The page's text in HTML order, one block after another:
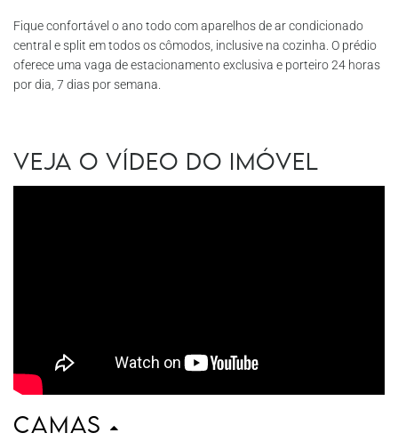
Fique confortável o ano todo com aparelhos de ar condicionado
central e split em todos os cômodos, inclusive na cozinha. O prédio
oferece uma vaga de estacionamento exclusiva e porteiro 24 horas
por dia, 7 dias por semana.
Veja o vídeo do imóvel
Camas